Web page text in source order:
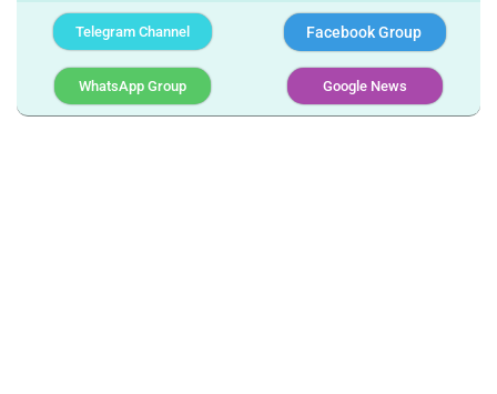
Telegram Channel Facebook Group
WhatsApp Group Google News